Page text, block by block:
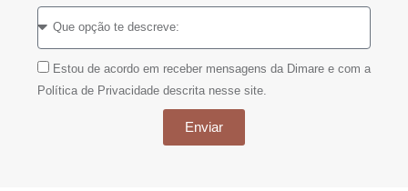
Estou de acordo em receber mensagens da Dimare e com a
Política de Privacidade descrita nesse site.
Enviar